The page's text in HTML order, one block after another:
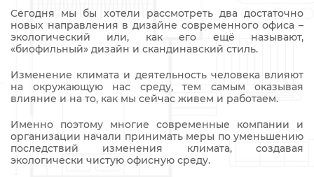
Сегодня мы бы хотели рассмотреть два достаточно
новых направления в дизайне современного офиса –
экологический или, как его ещё называют,
«биофильный» дизайн и скандинавский стиль.
Изменение климата и деятельность человека влияют
на окружающую нас среду, тем самым оказывая
влияние и на то, как мы сейчас живем и работаем.
Именно поэтому многие современные компании и
организации начали принимать меры по уменьшению
последствий изменения климата, создавая
экологически чистую офисную среду.